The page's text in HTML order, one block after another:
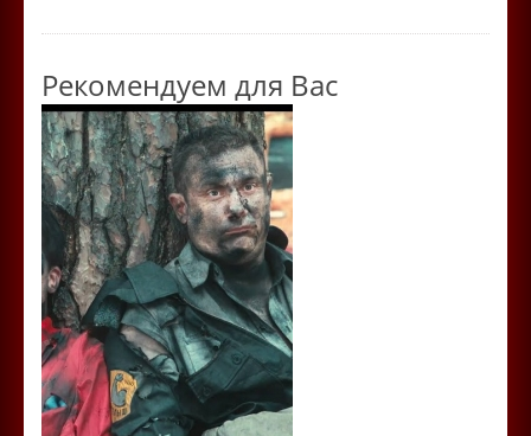
Рекомендуем для Вас